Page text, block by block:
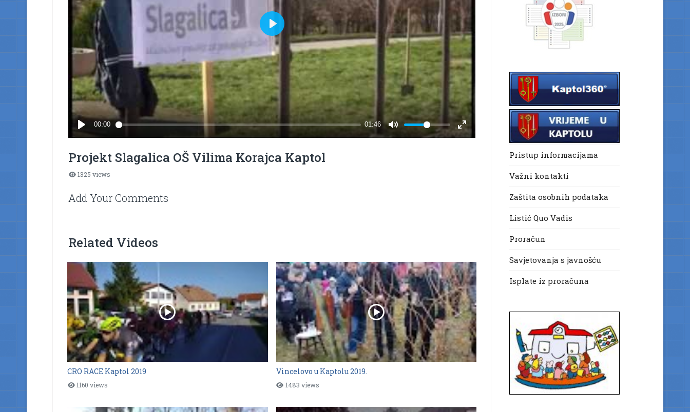
Projekt Slagalica OŠ Vilima Korajca Kaptol
1325 views
Add Your Comments
Related Videos
CRO RACE Kaptol 2019
1160 views
Vincelovo u Kaptolu 2019.
1483 views
Pristup informacijama
Važni kontakti
Zaštita osobnih podataka
Listić Quo Vadis
Proračun
Savjetovanja s javnošću
Isplate iz proračuna